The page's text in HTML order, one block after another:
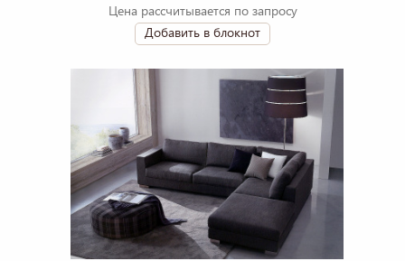
Цена рассчитывается по запросу
Добавить в блокнот